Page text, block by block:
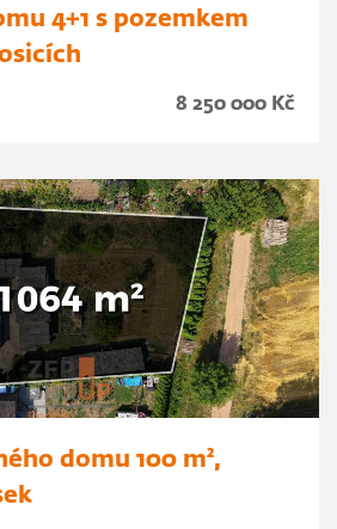
4+1 s pozemkem
8 250 000 Kč
domu 100 m²,